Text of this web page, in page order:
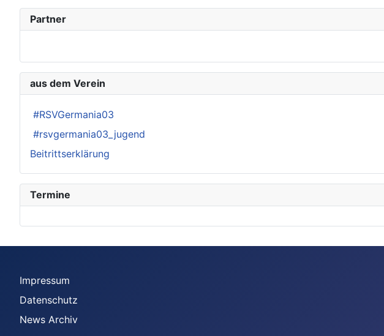
Partner
aus dem Verein
#RSVGermania03
#rsvgermania03_jugend
Beitrittserklärung
Termine
Impressum
Datenschutz
News Archiv